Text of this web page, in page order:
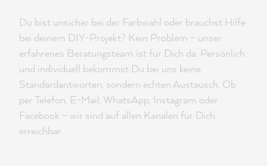
Du bist unsicher bei der Farbwahl oder brauchst Hilfe
bei deinem DIY-Projekt? Kein Problem – unser
erfahrenes Beratungsteam ist für Dich da. Persönlich
und individuell bekommst Du bei uns keine
Standardantworten, sondern echten Austausch. Ob
per Telefon, E-Mail, WhatsApp, Instagram oder
Facebook – wir sind auf allen Kanälen für Dich
erreichbar.